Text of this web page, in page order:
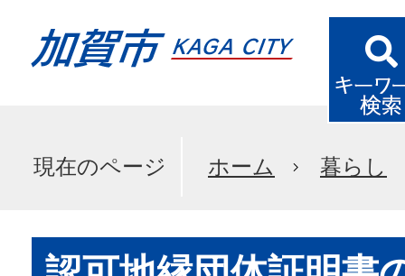
現在のページ ホーム 暮らし